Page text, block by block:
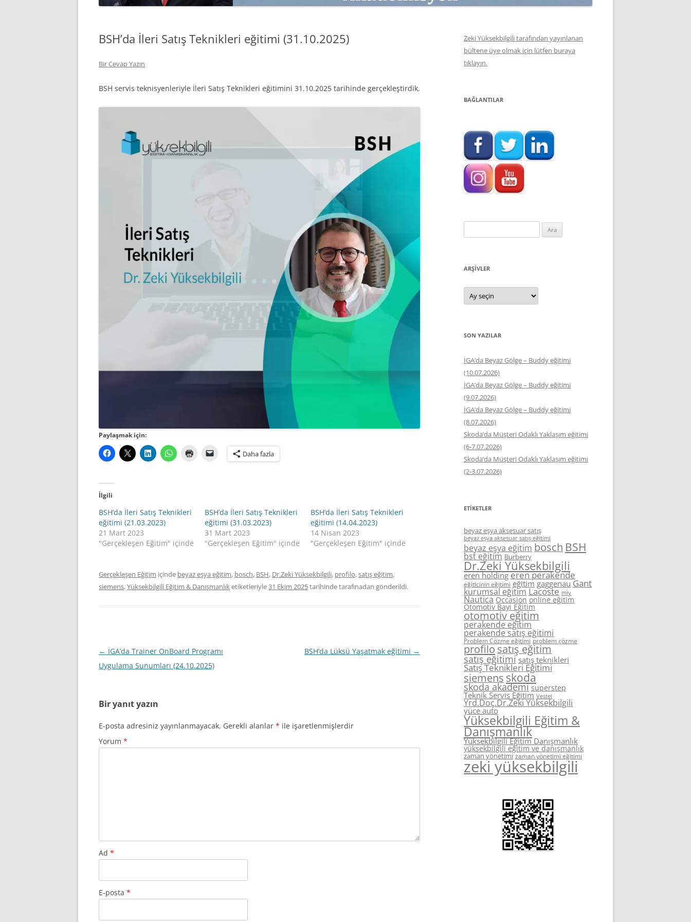
HIZLI MODA TÜKETICILERININ
PAZARLAMADA YENI USTALIK
PAZARLAMA TEMELLERI
SATMAK
BSH’da İleri Satış Teknikleri eğitimi (31.10.2025)
Bir Cevap Yazın
BSH servis teknisyenleriyle İleri Satış Teknikleri eğitimini 31.10.2025 tarihinde gerçekleştirdik.
Paylaşmak için:
Daha fazla
İlgili
BSH’da İleri Satış Teknikleri
eğitimi (21.03.2023)
21 Mart 2023
"Gerçekleşen Eğitim" içinde
BSH’da İleri Satış Teknikleri
eğitimi (31.03.2023)
31 Mart 2023
"Gerçekleşen Eğitim" içinde
BSH’da İleri Satış Teknikleri
eğitimi (14.04.2023)
14 Nisan 2023
"Gerçekleşen Eğitim" içinde
Gerçekleşen Eğitim içinde beyaz eşya eğitim, bosch, BSH, Dr.Zeki Yüksekbilgili, profilo,satış eğitim,
siemens,Yüksekbilgili Eğitim & Danışmanlıketiketleriyle31 Ekim 2025tarihindetarafınadan gönderildi.
Yazı
dolaşımı
← İGA’da Trainer OnBoard Programı
Uygulama Sunumları (24.10.2025)
BSH’da Lüksü Yaşatmak eğitimi →
Bir yanıt yazın
E-posta adresiniz yayınlanmayacak. Gerekli alanlar * ile işaretlenmişlerdir
Yorum *
Ad *
E-posta *
Zeki Yüksekbilgili tarafından yayınlanan
bültene üye olmak için lütfen buraya
tıklayın.
BAĞLANTILAR
ARŞIVLER
Arşivler
SON YAZILAR
İGA’da Beyaz Gölge – Buddy eğitimi
(10.07.2026)
İGA’da Beyaz Gölge – Buddy eğitimi
(9.07.2026)
İGA’da Beyaz Gölge – Buddy eğitimi
(8.07.2026)
Skoda’da Müşteri Odaklı Yaklaşım eğitimi
(6-7.07.2026)
Skoda’da Müşteri Odaklı Yaklaşım eğitimi
(2-3.07.2026)
ETIKETLER
beyaz eşya aksesuar satış
beyaz eşya aksesuar satış eğitimi
beyaz eşya eğitim bosch BSH
bst eğitim Burberry
Dr.Zeki Yüksekbilgili
eren holding eren perakende
eğiticinin eğitimi eğitim gaggenau Gant
kurumsal eğitim Lacoste miy
Nautica Occasion online eğitim
Otomotiv Bayi Eğitim
otomotiv eğitim
perakende eğitim
perakende satış eğitimi
Problem Çözme eğitimi problem çözme
profilo satış eğitim
satış eğitimi satış teknikleri
Satış Teknikleri Eğitimi
siemens skoda
skoda akademi superstep
Teknik Servis Eğitim Vestel
Yrd.Doç.Dr.Zeki Yüksekbilgili
yüce auto
Yüksekbilgili Eğitim &
Danışmanlık
Yüksekbilgili Eğitim Danışmanlık
yüksekbilgili eğitim ve danışmanlık
zaman yönetimi zaman yönetimi eğitimi
zeki yüksekbilgili